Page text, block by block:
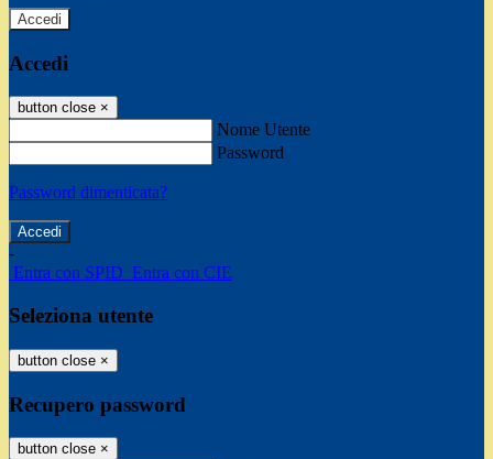
Accedi
Accedi
button close ×
Nome Utente
Password
Password dimenticata?
-
Entra con SPID Entra con CIE
Seleziona utente
button close ×
Recupero password
button close ×